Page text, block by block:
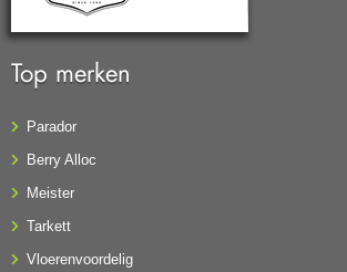
Top merken
Parador
Berry Alloc
Meister
Tarkett
Vloerenvoordelig